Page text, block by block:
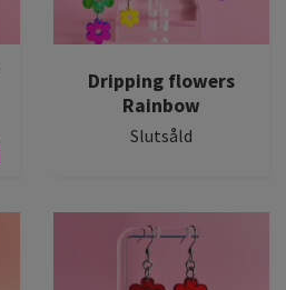
Dripping flowers
Rainbow
Slutsåld